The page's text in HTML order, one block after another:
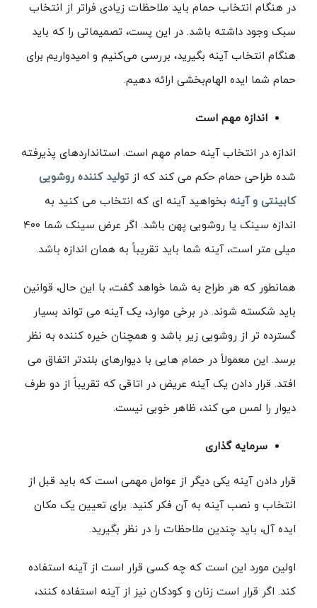
در هنگام انتخاب حمام باید ملاحظات زیادی فراتر از انتخاب
سبک وجود داشته باشد. در این پست، تصمیماتی را که باید
هنگام انتخاب آینه بگیرید، بررسی می‌کنیم و امیدواریم برای
حمام شما ایده الهام‌بخشی ارائه دهیم.
اندازه مهم است
اندازه در انتخاب آینه حمام مهم است. استانداردهای پذیرفته
شده طراحی حمام حکم می کند که از تولید کننده روشویی
کابینتی و آینه بخواهید آینه ای که انتخاب می کنید به
اندازه سینک یا روشویی پهن باشد. اگر عرض سینک شما 400
میلی متر است، آینه شما باید تقریباً به همان اندازه باشد.
همانطور که هر طراح به شما خواهد گفت، با این حال، قوانین
باید شکسته شوند. در برخی موارد، یک آینه می تواند بسیار
گسترده تر از روشویی زیر باشد و همچنان خیره کننده به نظر
برسد. این معمولاً در حمام هایی با دیوارهای بلندتر اتفاق می
افتد. قرار دادن یک آینه عریض در اتاقی که تقریباً از دو طرف
دیوار را لمس می کند، ظاهر خوبی نیست.
سرمایه گذاری
قرار دادن آینه یکی دیگر از عوامل مهمی است که باید قبل از
انتخاب و نصب آینه به آن فکر کنید. برای تعیین یک مکان
ایده آل، باید چندین ملاحظات را در نظر بگیرید.
اولین مورد این است که چه کسی قرار است از آینه استفاده
کند. اگر قرار است زنان و کودکان نیز از آینه استفاده کنند،